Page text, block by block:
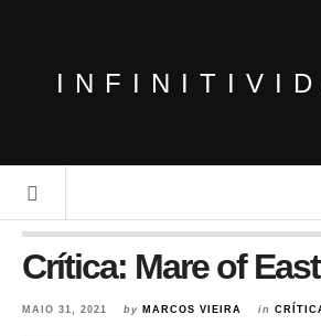
Crítica: Mare of
MAIO 31, 2021 by MARCOS VIEIRA in